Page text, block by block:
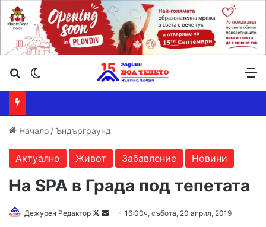
Търсене ...
Начало /Ъндърграунд
Актуално Живот Забавление Новини
На SPA в Града под тепетата
Дежурен Редактор
F
16:00ч, събота, 20 април, 2019